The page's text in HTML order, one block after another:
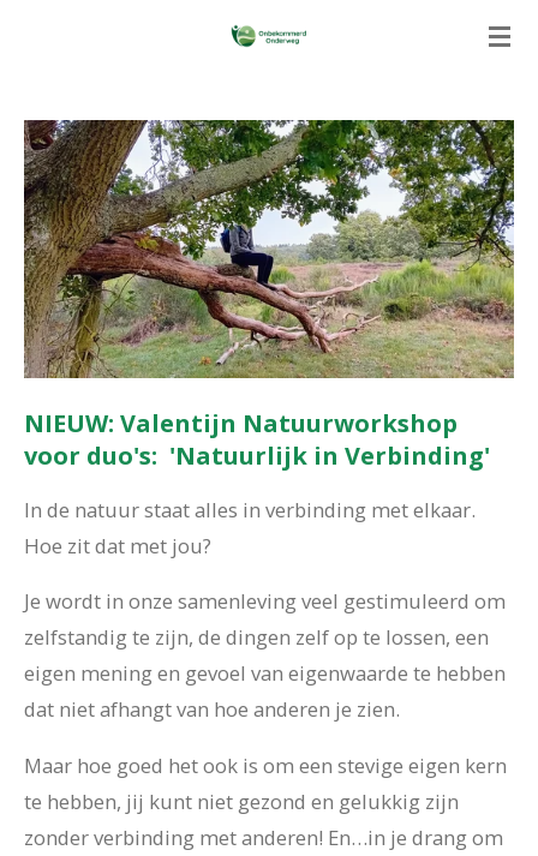
de
hoofdinhoud
NIEUW: Valentijn Natuurworkshop
voor duo's: 'Natuurlijk in Verbinding'
In de natuur staat alles in verbinding met elkaar.
Hoe zit dat met jou?
Je wordt in onze samenleving veel gestimuleerd om
zelfstandig te zijn, de dingen zelf op te lossen, een
eigen mening en gevoel van eigenwaarde te hebben
dat niet afhangt van hoe anderen je zien.
Maar hoe goed het ook is om een stevige eigen kern
te hebben, jij kunt niet gezond en gelukkig zijn
zonder verbinding met anderen! En…in je drang om